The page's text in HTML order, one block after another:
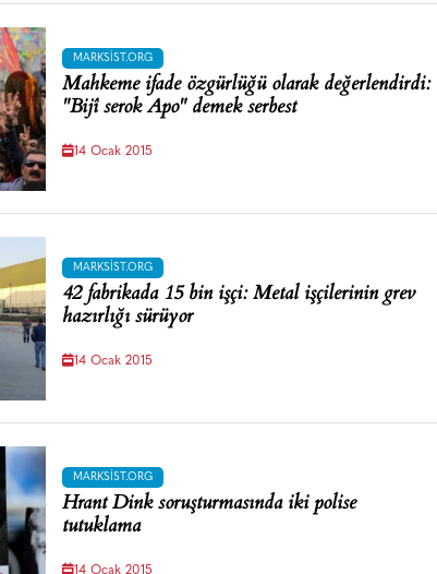
MARKSIST.ORG
Mahkeme ifade özgürlüğü olarak değerlendirdi:
"Bijî serok Apo" demek serbest
14 Ocak 2015
MARKSIST.ORG
42 fabrikada 15 bin işçi: Metal işçilerinin grev
hazırlığı sürüyor
14 Ocak 2015
MARKSIST.ORG
Hrant Dink soruşturmasında iki polise
tutuklama
14 Ocak 2015